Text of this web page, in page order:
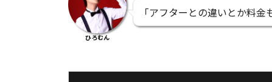
ひろむん
「アフターとの違いとか料金